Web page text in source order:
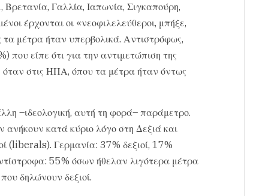
Γαλλία, Ιαπωνία, Σιγκαπούρη,
έρχονται οι «νεοφιλελεύθεροι, μπήξε,
μέτρα ήταν υπερβολικά. Αντιστρόφως,
είπε ότι για την αντιμετώπιση της
στις ΗΠΑ, όπου τα μέτρα ήταν όντως
–ιδεολογική, αυτή τη φορά– παράμετρο.
ανήκουν κατά κύριο λόγο στη Δεξιά και
(liberals). Γερμανία: 37% δεξιοί, 17%
55% όσων ήθελαν λιγότερα μέτρα
δηλώνουν δεξιοί.